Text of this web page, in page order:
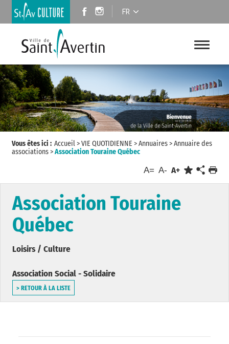
FR
Vous êtes ici : Accueil>VIE QUOTIDIENNE >Annuaires>Annuaire des
associations>Association Touraine Québec
A= A- A+
Association Touraine
Québec
Loisirs / Culture
Association Social - Solidaire
> RETOUR À LA LISTE